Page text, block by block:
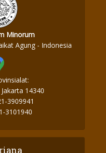
Minorum
Agung - Indonesia
14340
3909941
3101940